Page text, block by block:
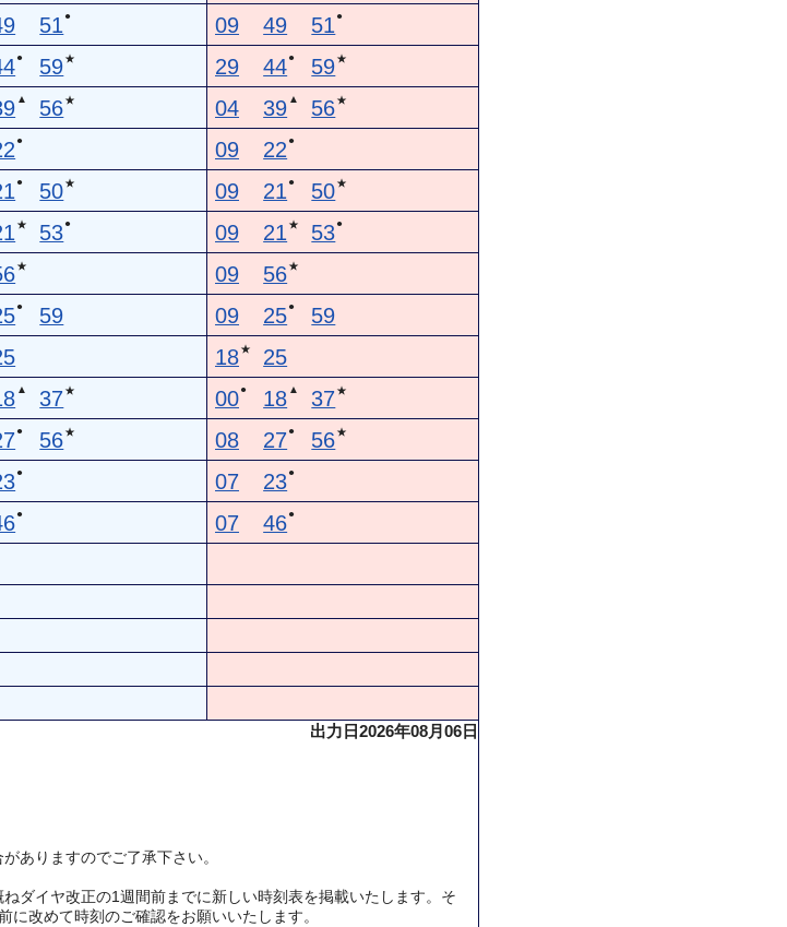
51 ● 09 49 51 ●
● 59★ 29 44● 59★
▲ 56★ 04 39 ▲ 56★
● 09 22 ●
● 50★ 09 21 ● 50★
★ 53● 09 21 ★ 53●
★ 09 56★
● 59 09 25● 59
18★ 25
▲ 37★ 00● 18 ▲ 37★
● 56★ 08 27● 56★
● 07 23●
● 07 46●
出力日2026年08月06日
ありますのでご了承下さい。
ダイヤ改正の1週間前までに新しい時刻表を掲載いたします。そ
改めて時刻のご確認をお願いいたします。